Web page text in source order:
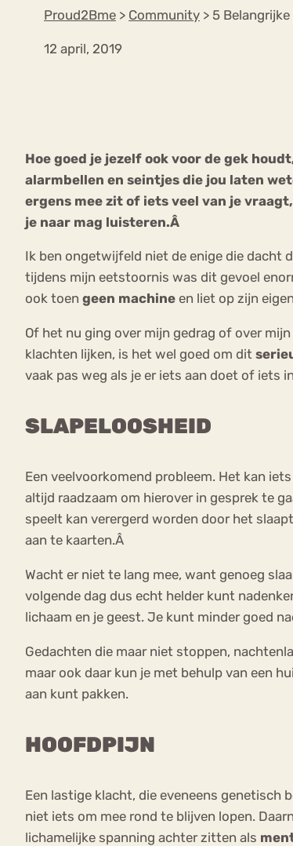
Proud2Bme > Community > 5
12 april, 2019
Hoe goed je jezelf ook voor de gek
alarmbellen en seintjes die jou laten
ergens mee zit of iets veel van je
je naar mag luisteren.Â
Ik ben ongetwijfeld niet de enige die dacht
tijdens mijn eetstoornis was dit gevoel
ook toen geen machine en liet op zijn
Of het nu ging over mijn gedrag of over mijn
klachten lijken, is het wel goed om dit
vaak pas weg als je er iets aan doet of iets
SLAPELOOSHEID
Een veelvoorkomend probleem. Het kan
altijd raadzaam om hierover in gesprek te
speelt kan verergerd worden door het
aan te kaarten.Â
Wacht er niet te lang mee, want genoeg
volgende dag dus echt helder kunt
lichaam en je geest. Je kunt minder goed
Gedachten die maar niet stoppen,
maar ook daar kun je met behulp van een
aan kunt pakken.
HOOFDPIJN
Een lastige klacht, die eveneens genetisch
niet iets om mee rond te blijven lopen.
lichamelijke spanning achter zitten als
Orthorexia
Afvallen